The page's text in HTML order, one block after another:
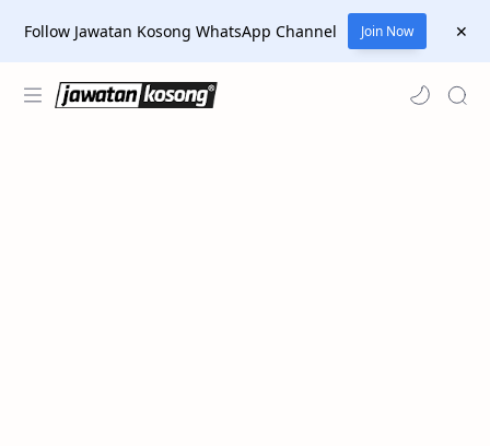
Follow Jawatan Kosong WhatsApp Channel Join Now